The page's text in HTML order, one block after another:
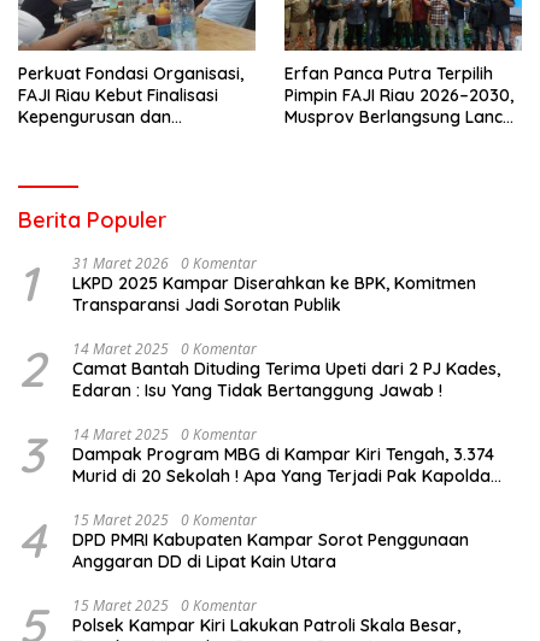
Perkuat Fondasi Organisasi,
FAJI Riau Kebut Finalisasi
Kepengurusan dan
Erfan Panca Putra Terpilih
Pimpin FAJI Riau 2026–2030,
Musprov Berlangsung Lancar
Berita Populer
1 31 Maret 2026 0 Komentar
LKPD 2025 Kampar Diserahkan ke BPK, Komitmen
Transparansi Jadi Sorotan Publik
2 14 Maret 2025 0 Komentar
Camat Bantah Dituding Terima Upeti dari 2 PJ Kades,
Edaran : Isu Yang Tidak Bertanggung Jawab !
3 14 Maret 2025 0 Komentar
Dampak Program MBG di Kampar Kiri Tengah, 3.374
Murid di 20 Sekolah ! Apa Yang Terjadi Pak Kapolda
4 15 Maret 2025 0 Komentar
DPD PMRI Kabupaten Kampar Sorot Penggunaan
Anggaran DD di Lipat Kain Utara
5 15 Maret 2025 0 Komentar
Polsek Kampar Kiri Lakukan Patroli Skala Besar,